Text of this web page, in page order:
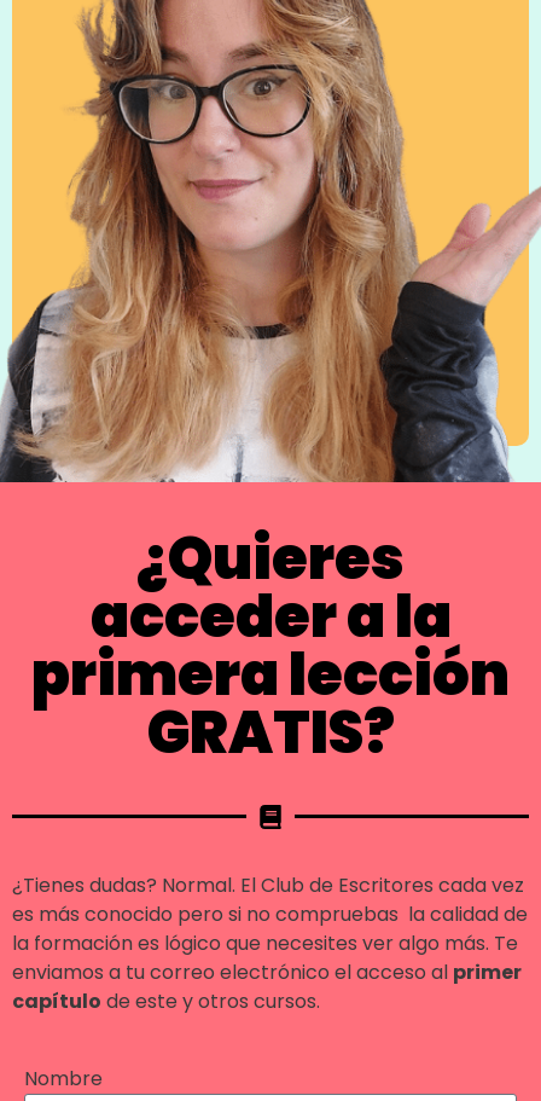
¿Quieres
acceder a la
primera lección
GRATIS?
¿Tienes dudas? Normal. El Club de Escritores cada vez
es más conocido pero si no compruebas la calidad de
la formación es lógico que necesites ver algo más. Te
enviamos a tu correo electrónico el acceso al primer
capítulo de este y otros cursos.
Nombre